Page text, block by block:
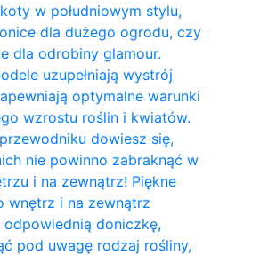
w południowym stylu,
dla dużego ogrodu, czy
dla odrobiny glamour.
uzupełniają wystrój
optymalne warunki
wzrostu roślin i kwiatów.
dowiesz się,
nie powinno zabraknąć w
i na zewnątrz! Piękne
wnętrz i na zewnątrz
odpowiednią doniczkę,
pod uwagę rodzaj rośliny,